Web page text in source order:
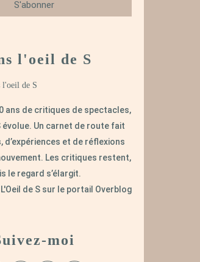
l'oeil de S
ans de critiques de spectacles,
évolue. Un carnet de route fait
d’expériences et de réflexions
Les critiques restent,
le regard s’élargit.
L'Oeil de Ssur le portail Overblog
moi